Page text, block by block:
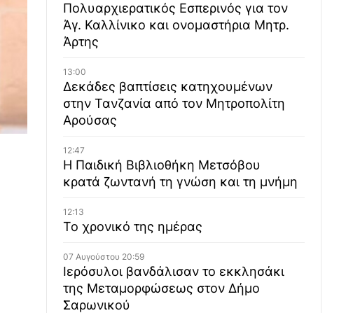
Πολυαρχιερατικός Εσπερινός για τον
Άγ. Καλλίνικο και ονομαστήρια Μητρ.
Άρτης
13:00
Δεκάδες βαπτίσεις κατηχουμένων
στην Τανζανία από τον Μητροπολίτη
Αρούσας
12:47
Η Παιδική Βιβλιοθήκη Μετσόβου
κρατά ζωντανή τη γνώση και τη μνήμη
12:13
Το χρονικό της ημέρας
07 Αυγούστου 20:59
Ιερόσυλοι βανδάλισαν το εκκλησάκι
της Μεταμορφώσεως στον Δήμο
Σαρωνικού